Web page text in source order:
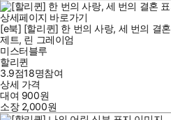
상세페이지 바로가기
[e북] [할리퀸] 한 번의 사랑, 세 번의 결혼
제트, 린 그레이엄
미스터블루
할리퀸
3.9점18명참여
상세 가격
대여 900원
소장 2,000원